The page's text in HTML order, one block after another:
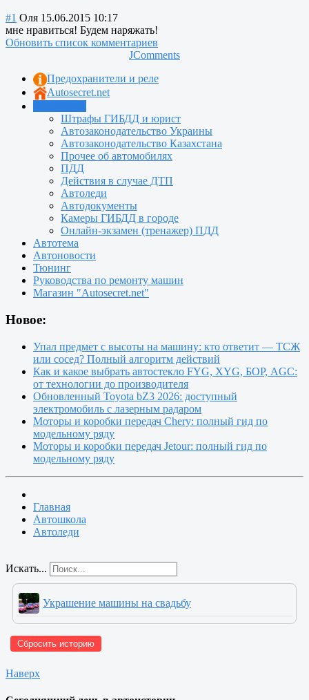
#1 Оля 15.06.2015 10:17
мне нравиться! Будем наряжать!
Обновить список комментариев
JComments
Предохранители и реле
Autosecret.net
Штрафы ГИБДД и юрист
Автозаконодательство Украины
Автозаконодательство Казахстана
Прочее об автомобилях
ПДД
Действия в случае ДТП
Автоледи
Автодокументы
Камеры ГИБДД в городе
Онлайн-экзамен (тренажер) ПДД
Автотема
Автоновости
Тюнинг
Руководства по ремонту машин
Магазин "Autosecret.net"
Новое:
Упал предмет с высоты на машину: кто ответит — ТСЖ
или сосед? Полный алгоритм действий
Как и какое выбрать автостекло FYG, XYG, БОР, AGC:
от технологии до производителя
Обновленный Toyota bZ3 2026: доступный
электромобиль с лазерным радаром
Моторы и коробки передач Chery: полный гид по
модельному ряду
Моторы и коробки передач Jetour: полный гид по
модельному ряду
Главная
Автошкола
Автоледи
Искать...
Украшение машины на свадьбу
Сбросить историю
Наверх